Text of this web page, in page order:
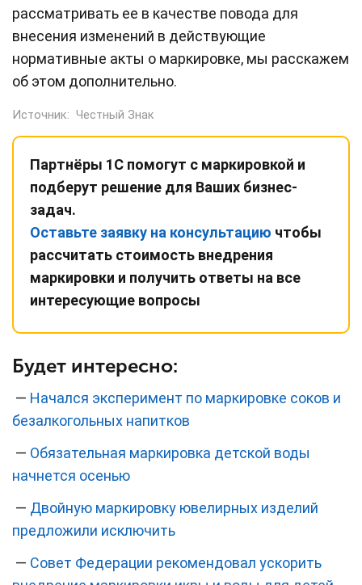
рассматривать ее в качестве повода для
внесения изменений в действующие
нормативные акты о маркировке, мы расскажем
об этом дополнительно.
Источник: Честный Знак
Партнёры 1С помогут с маркировкой и
подберут решение для Ваших бизнес-
задач.
Оставьте заявку на консультацию чтобы
рассчитать стоимость внедрения
маркировки и получить ответы на все
интересующие вопросы
Будет интересно:
— Начался эксперимент по маркировке соков и
безалкогольных напитков
— Обязательная маркировка детской воды
начнется осенью
— Двойную маркировку ювелирных изделий
предложили исключить
— Совет Федерации рекомендовал ускорить